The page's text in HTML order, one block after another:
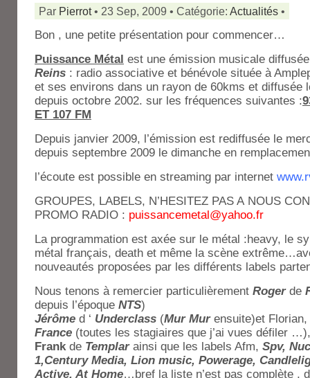
Par Pierrot• 23 Sep, 2009 • Catégorie: Actualités •
Bon , une petite présentation pour commencer…
Puissance Métal est une émission musicale
Reins : radio associative et bénévole située à
et ses environs dans un rayon de 60kms et diffusée
depuis octobre 2002. sur les fréquences suivantes :
ET 107 FM
Depuis janvier 2009, l’émission est rediffusée le
depuis septembre 2009 le dimanche en
l’écoute est possible en streaming par internet
GROUPES, LABELS, N’HESITEZ PAS A NOUS
PROMO RADIO : puissancemetal@yahoo.fr
La programmation est axée sur le métal :heavy, le
métal français, death et même la scène
nouveautés proposées par les différents labels
Nous tenons à remercier particulièrement Roger de
depuis l’époque NTS)
Jérôme d ‘ Underclass (Mur Mur ensuite)et Florian,
France (toutes les stagiaires que j’ai vues défiler …),
Frankde Templar ainsi que les labels Afm, Spv,
1,Century Media, Lion music, Powerage,
Active, At Home…bref la liste n’est pas complète ,